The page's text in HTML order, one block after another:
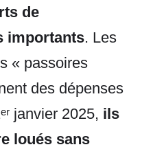
de
importants. Les
« passoires
des dépenses
janvier 2025, ils
loués sans